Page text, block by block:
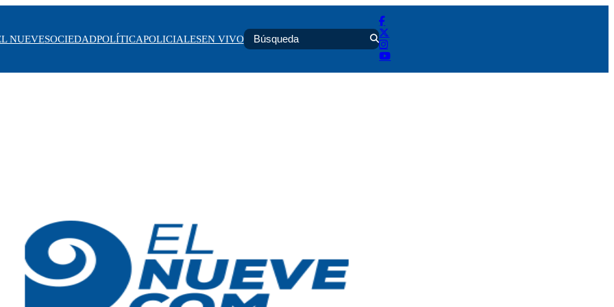
NUEVESOCIEDADPOLÍTICAPOLICIALESEN VIVO